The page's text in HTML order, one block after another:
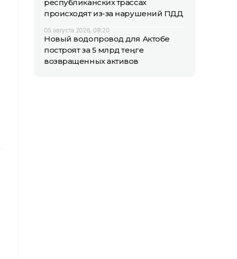
республиканских трассах
происходят из-за нарушений ПДД
05 августа 2026, 08:20
Новый водопровод для Актобе
построят за 5 млрд теңге
возвращенных активов